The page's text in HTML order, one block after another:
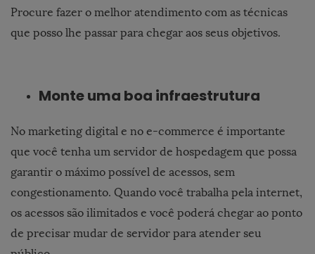
Procure fazer o melhor atendimento com as técnicas
que posso lhe passar para chegar aos seus objetivos.
Monte uma boa infraestrutura
No marketing digital e no e-commerce é importante
que você tenha um servidor de hospedagem que possa
garantir o máximo possível de acessos, sem
congestionamento. Quando você trabalha pela internet,
os acessos são ilimitados e você poderá chegar ao ponto
de precisar mudar de servidor para atender seu